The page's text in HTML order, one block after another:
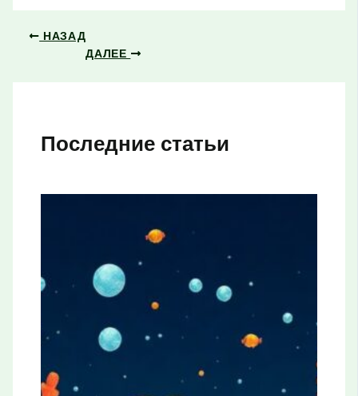
НАЗАД
ДАЛЕЕ
Последние статьи